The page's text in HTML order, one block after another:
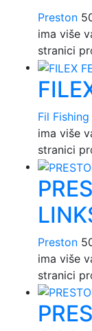
Preston
ima više
stranici
Fil Fishing
ima više
stranici
Preston
ima više
stranici